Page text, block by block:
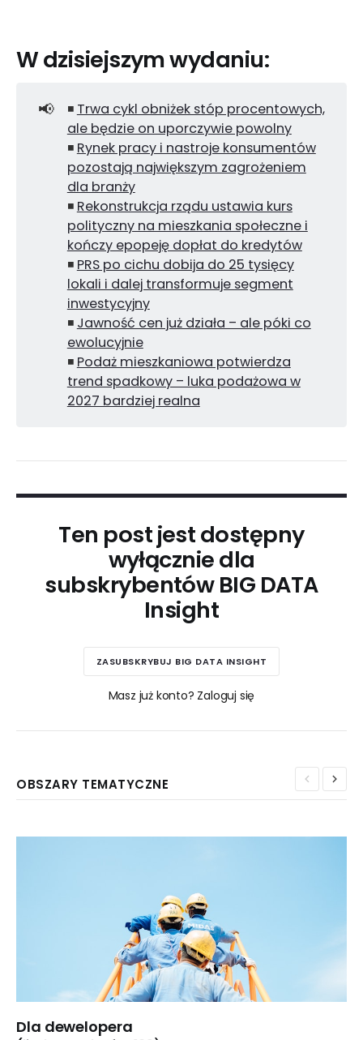
W dzisiejszym wydaniu:
📢 ◾ Trwa cykl obniżek stóp procentowych,
ale będzie on uporczywie powolny
◾ Rynek pracy i nastroje konsumentów
pozostają największym zagrożeniem
dla branży
◾ Rekonstrukcja rządu ustawia kurs
polityczny na mieszkania społeczne i
kończy epopeję dopłat do kredytów
◾ PRS po cichu dobija do 25 tysięcy
lokali i dalej transformuje segment
inwestycyjny
◾ Jawność cen już działa – ale póki co
ewolucyjnie
◾ Podaż mieszkaniowa potwierdza
trend spadkowy – luka podażowa w
2027 bardziej realna
Ten post jest dostępny
wyłącznie dla
subskrybentów BIG DATA
Insight
ZASUBSKRYBUJ BIG DATA INSIGHT
Masz już konto? Zaloguj się
OBSZARY TEMATYCZNE
Dla dewelopera